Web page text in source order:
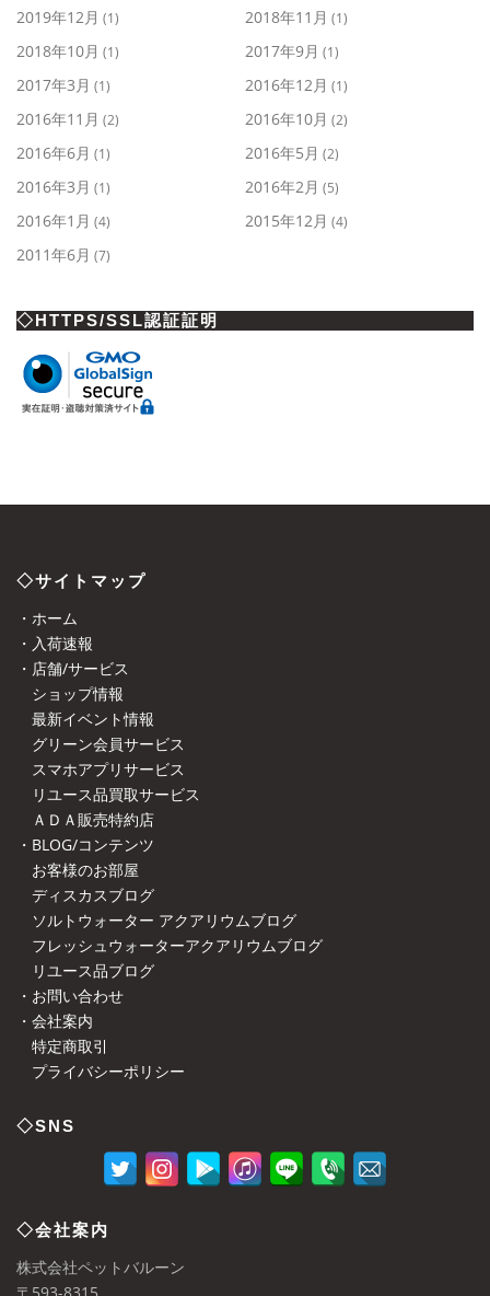
2019年12月 (1) 2018年11月 (1)
2018年10月 (1) 2017年9月 (1)
2017年3月 (1) 2016年12月 (1)
2016年11月 (2) 2016年10月 (2)
2016年6月 (1) 2016年5月 (2)
2016年3月 (1) 2016年2月 (5)
2016年1月 (4) 2015年12月 (4)
2011年6月 (7)
◇HTTPS/SSL認証証明
◇サイトマップ
・ホーム
・入荷速報
・店舗/サービス
ショップ情報
最新イベント情報
グリーン会員サービス
スマホアプリサービス
リユース品買取サービス
ＡＤＡ販売特約店
・BLOG/コンテンツ
お客様のお部屋
ディスカスブログ
ソルトウォーター アクアリウムブログ
フレッシュウォーターアクアリウムブログ
リユース品ブログ
・お問い合わせ
・会社案内
特定商取引
プライバシーポリシー
◇SNS
◇会社案内
株式会社ペットバルーン